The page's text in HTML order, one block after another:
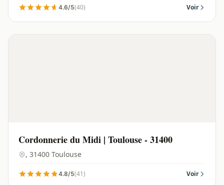
4.6/5(40) Voir
Cordonnerie du Midi | Toulouse - 31400
, 31400 Toulouse
4.8/5(41) Voir